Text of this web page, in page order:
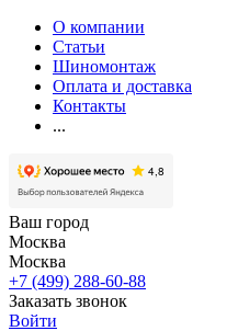
О компании
Статьи
Шиномонтаж
Оплата и доставка
Контакты
...
Ваш город
Москва
Москва
+7 (499) 288-60-88
Заказать звонок
Войти